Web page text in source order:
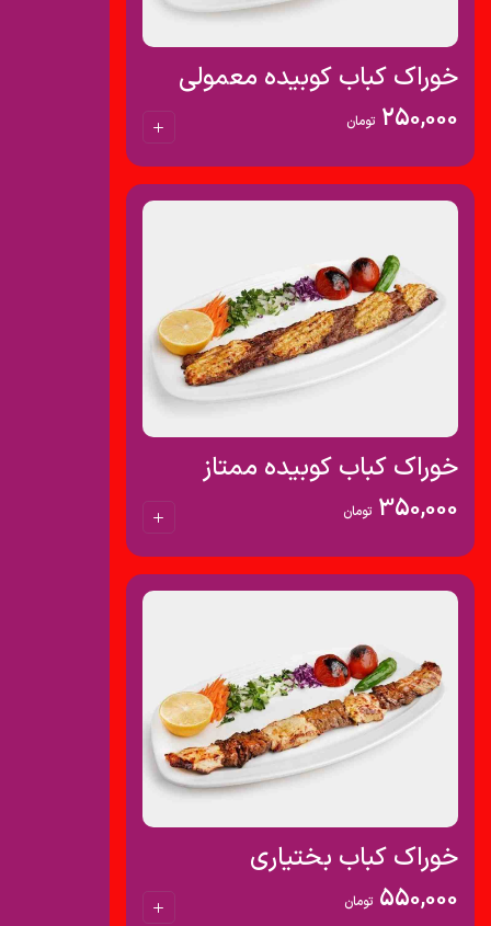
خوراک کباب کوبیده معمولی
250,000 تومان
خوراک کباب کوبیده ممتاز
350,000 تومان
خوراک کباب بختیاری
550,000 تومان